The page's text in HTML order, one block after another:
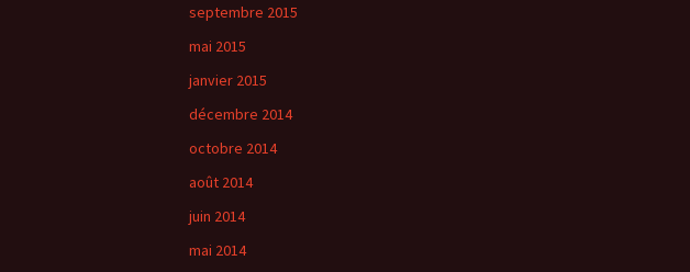
septembre 2015
mai 2015
janvier 2015
décembre 2014
octobre 2014
août 2014
juin 2014
mai 2014